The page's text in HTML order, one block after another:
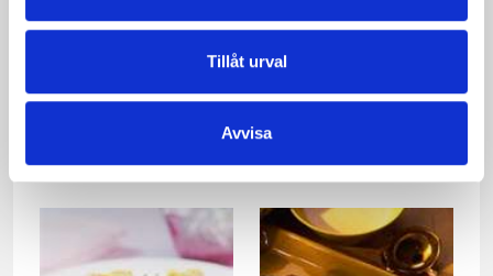
Tillåt urval
Avvisa
Torskfilé med spenat
Sallad med rökt fisk